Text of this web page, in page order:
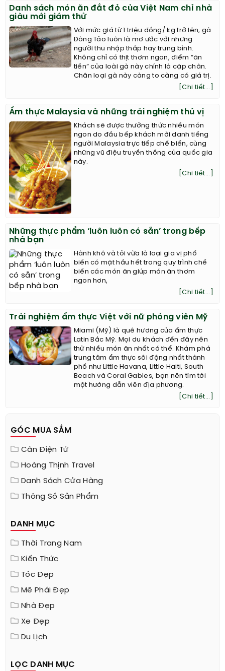
Danh sách món ăn đắt đỏ của Việt Nam chỉ nhà
giàu mới giám thử
Với mức giá từ 1 triệu đồng/ kg trở lên, gà
Đông Tảo luôn là mơ ước với những
người thu nhập thấp hay trung bình.
Không chỉ có thịt thơm ngon, điểm “ăn
tiền” của loài gà này chính là cặp chân.
Chân loại gà này càng to càng có giá trị.
[Chi tiết...]
Ẩm thực Malaysia và những trải nghiệm thú vị
Khách sẽ được thưởng thức nhiều món
ngon do đầu bếp khách mời danh tiếng
người Malaysia trực tiếp chế biến, cùng
những vũ điệu truyền thống của quốc gia
này.
[Chi tiết...]
Những thực phẩm ‘luôn luôn có sẵn’ trong bếp
nhà bạn
Hành khô và tỏi vừa là loại gia vị phổ
biến có mặt hầu hết trong quy trình chế
biến các món ăn giúp món ăn thơm
ngon hơn,
[Chi tiết...]
Trải nghiệm ẩm thực Việt với nữ phóng viên Mỹ
Miami (Mỹ) là quê hương của ẩm thực
Latin Bắc Mỹ. Mọi du khách đến đây nên
thử nhiều món ăn nhất có thể. Khám phá
trung tâm ẩm thực sôi động nhất thành
phố như Little Havana, Little Haiti, South
Beach và Coral Gables, bạn nên tìm tới
một hướng dẫn viên địa phương.
[Chi tiết...]
GÓC MUA SẮM
Cân Điện Tử
Hoàng Thịnh Travel
Danh Sách Cửa Hàng
Thông Số Sản Phẩm
DANH MỤC
Thời Trang Nam
Kiến Thức
Tóc Đẹp
Mê Phái Đẹp
Nhà Đẹp
Xe Đẹp
Du Lịch
LỌC DANH MỤC